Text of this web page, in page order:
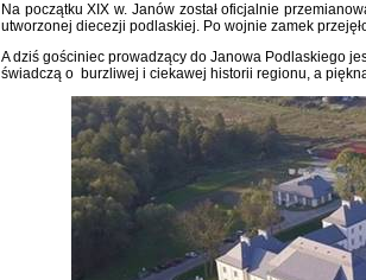
Na początku XIX w. Janów został oficjalnie
utworzonej diecezji podlaskiej. Po wojnie zamek
A dziś gościniec prowadzący do Janowa Podlaskiego
świadczą o burzliwej i ciekawej historii regionu, a